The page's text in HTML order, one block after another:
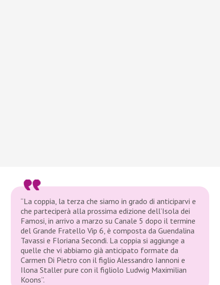
“La coppia, la terza che siamo in grado di anticiparvi e
che parteciperà alla prossima edizione dell’Isola dei
Famosi, in arrivo a marzo su Canale 5 dopo il termine
del Grande Fratello Vip 6, è composta da Guendalina
Tavassi e Floriana Secondi. La coppia si aggiunge a
quelle che vi abbiamo già anticipato formate da
Carmen Di Pietro con il figlio Alessandro Iannoni e
Ilona Staller pure con il figliolo Ludwig Maximilian
Koons”.